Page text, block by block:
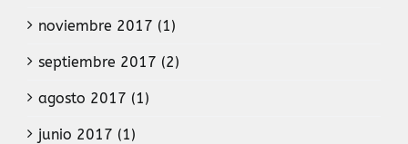
noviembre 2017 (1)
septiembre 2017 (2)
agosto 2017 (1)
junio 2017 (1)